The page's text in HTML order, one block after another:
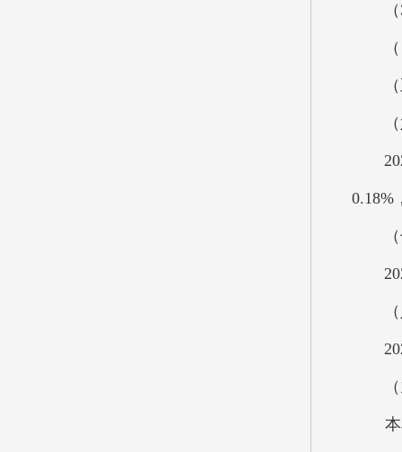
（3
（四
（五
（六
2020
0.18%
（七
（八
（九
本单